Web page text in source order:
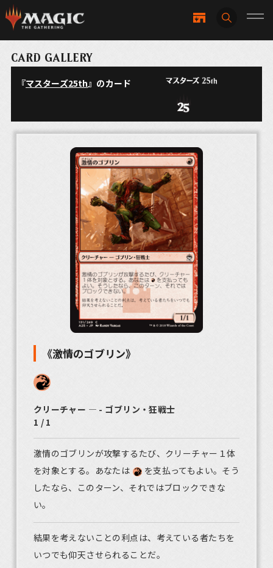
CARD GALLERY
『マスターズ25th』のカード
《激情のゴブリン》
クリーチャー ― - ゴブリン・狂戦士
1 / 1
激情のゴブリンが攻撃するたび、クリーチャー１体
を対象とする。あなたは
を支払ってもよい。そう
したなら、このターン、それではブロックできな
い。
結果を考えないことの利点は、考えている者たちを
いつでも仰天させられることだ。